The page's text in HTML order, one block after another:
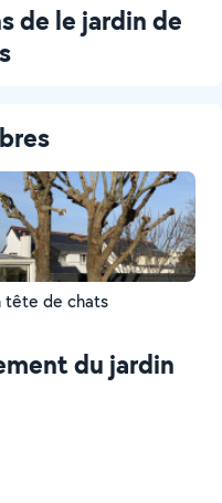
de le jardin de
tête de chats
du jardin